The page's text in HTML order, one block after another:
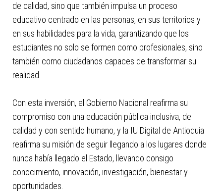
de calidad, sino que también impulsa un proceso
educativo centrado en las personas, en sus territorios y
en sus habilidades para la vida, garantizando que los
estudiantes no solo se formen como profesionales, sino
también como ciudadanos capaces de transformar su
realidad.
Con esta inversión, el Gobierno Nacional reafirma su
compromiso con una educación pública inclusiva, de
calidad y con sentido humano, y la IU Digital de Antioquia
reafirma su misión de seguir llegando a los lugares donde
nunca había llegado el Estado, llevando consigo
conocimiento, innovación, investigación, bienestar y
oportunidades.